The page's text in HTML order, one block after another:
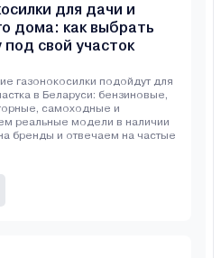
для дачи и
дома: как выбрать
под свой участок
газонокосилки подойдут для
в Беларуси: бензиновые,
самоходные и
реальные модели в наличии
бренды и отвечаем на частые